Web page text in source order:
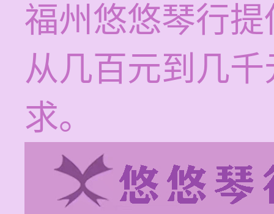
福州悠悠琴行
从几百元到几
求。